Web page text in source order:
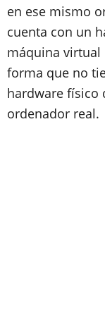
en ese mismo
cuenta con un
máquina virtual
forma que no
hardware físico
ordenador real.